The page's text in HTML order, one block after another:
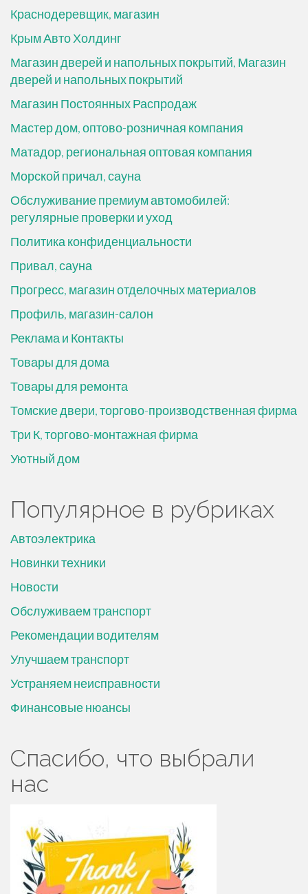
Краснодеревщик, магазин
Крым Авто Холдинг
Магазин дверей и напольных покрытий, Магазин
дверей и напольных покрытий
Магазин Постоянных Распродаж
Мастер дом, оптово-розничная компания
Матадор, региональная оптовая компания
Морской причал, сауна
Обслуживание премиум автомобилей:
регулярные проверки и уход
Политика конфиденциальности
Привал, сауна
Прогресс, магазин отделочных материалов
Профиль, магазин-салон
Реклама и Контакты
Товары для дома
Товары для ремонта
Томские двери, торгово-производственная фирма
Три К, торгово-монтажная фирма
Уютный дом
Популярное в рубриках
Автоэлектрика
Новинки техники
Новости
Обслуживаем транспорт
Рекомендации водителям
Улучшаем транспорт
Устраняем неисправности
Финансовые нюансы
Спасибо, что выбрали
нас